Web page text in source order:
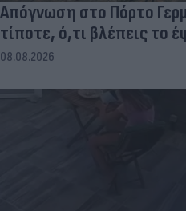
Απόγνωση στο Πόρτο
τίποτε, ό,τι βλέπεις το
08.08.2026